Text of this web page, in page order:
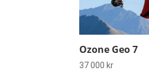
Ozone Geo 7
37 000 kr